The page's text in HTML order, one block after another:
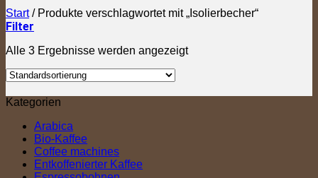
Start /Produkte verschlagwortet mit „Isolierbecher“
Filter
Alle 3 Ergebnisse werden angezeigt
Kategorien
Arabica
Bio-Kaffee
Coffee machines
Entkoffenierter Kaffee